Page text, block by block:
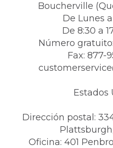
Boucherville
De Lunes
De 8:30 a
Número
Fax: 877-
Estados
Dirección postal:
Plattsburgh,
Oficina: 401